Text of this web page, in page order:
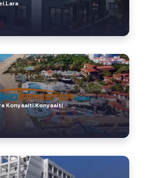
Konyaalti.Konyaalti